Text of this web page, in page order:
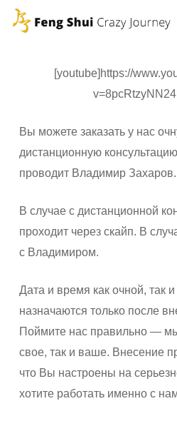
Skip
[youtube]https://
Вы можете заказать у нас
дистанционную
проводит Владимир Захаров.
В случае с дистанционной
проходит через скайп. В
с Владимиром.
Дата и время как очной, так
назначаются только после
Поймите нас правильно —
свое, так и ваше. Внесение
что Вы настроены на
хотите работать именно с